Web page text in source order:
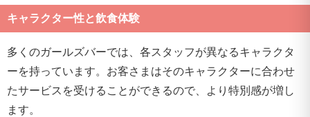
キャラクター性と飲食体験
多くのガールズバーでは、各スタッフが異なるキャラクタ
ーを持っています。お客さまはそのキャラクターに合わせ
たサービスを受けることができるので、より特別感が増し
ます。